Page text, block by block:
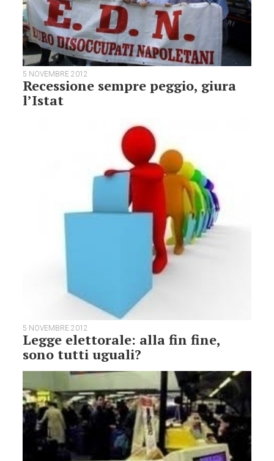
5 NOVEMBRE 2012
Recessione sempre peggio, giura
l’Istat
5 NOVEMBRE 2012
Legge elettorale: alla fin fine,
sono tutti uguali?